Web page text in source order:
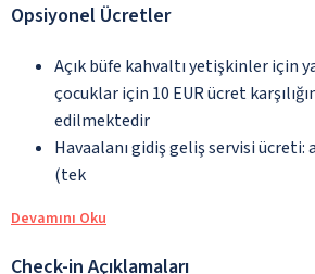
Opsiyonel Ücretler
Açık büfe kahvaltı yetişkinler için
çocuklar için 10 EUR ücret
edilmektedir
Havaalanı gidiş geliş servisi ücreti:
(tek
Devamını Oku
Check-in Açıklamaları